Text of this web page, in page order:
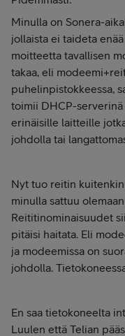
Minulla on Sonera-
jollaista ei taideta
moitteetta tavallisen
takaa, eli
puhelinpistokkeessa,
toimii DHCP-
erinäisille laitteille
johdolla tai
Nyt tuo reitin
minulla sattuu
Reititinominaisuudet
pitäisi haitata. Eli
ja modeemissa on
johdolla.
En saa tietokoneelta
Luulen että Telian